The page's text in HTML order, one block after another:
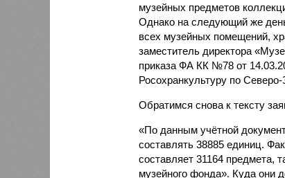
музейных предметов
Однако на следующий же
всех музейных помещений,
заместитель директора
приказа ФА КК №78 от
Росохранкультуру по
Обратимся снова к тексту
«По данным учётной
составлять 38885 единиц.
составляет 31164 предмета,
музейного фонда». Куда они